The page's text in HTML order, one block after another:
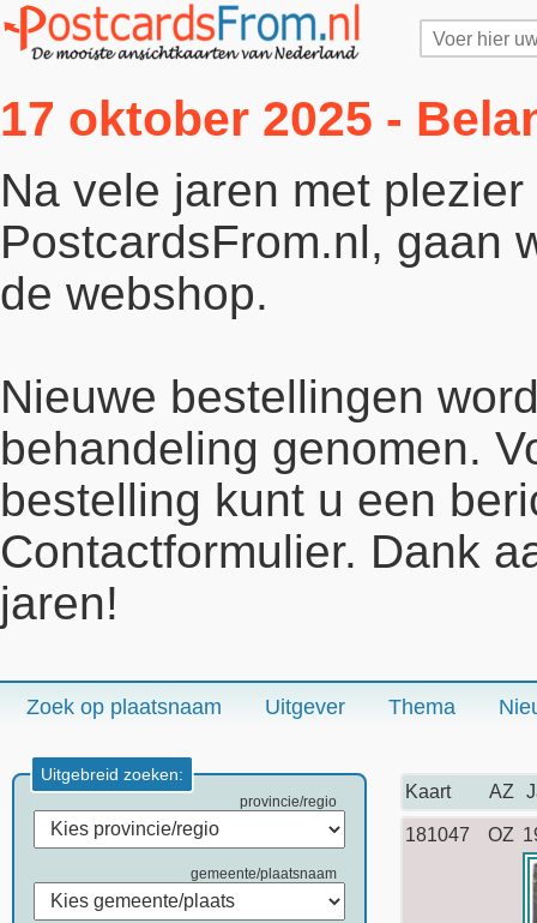
17 oktober 2025 -
Na vele jaren met
PostcardsFrom.nl, gaan
de webshop.
Nieuwe bestellingen
behandeling genomen.
bestelling kunt u een
Contactformulier. Dank
jaren!
Zoek op plaatsnaam Uitgever Thema
Uitgebreid zoeken:
provincie/regio
gemeente/plaatsnaam
Kaart AZ
181047 OZ